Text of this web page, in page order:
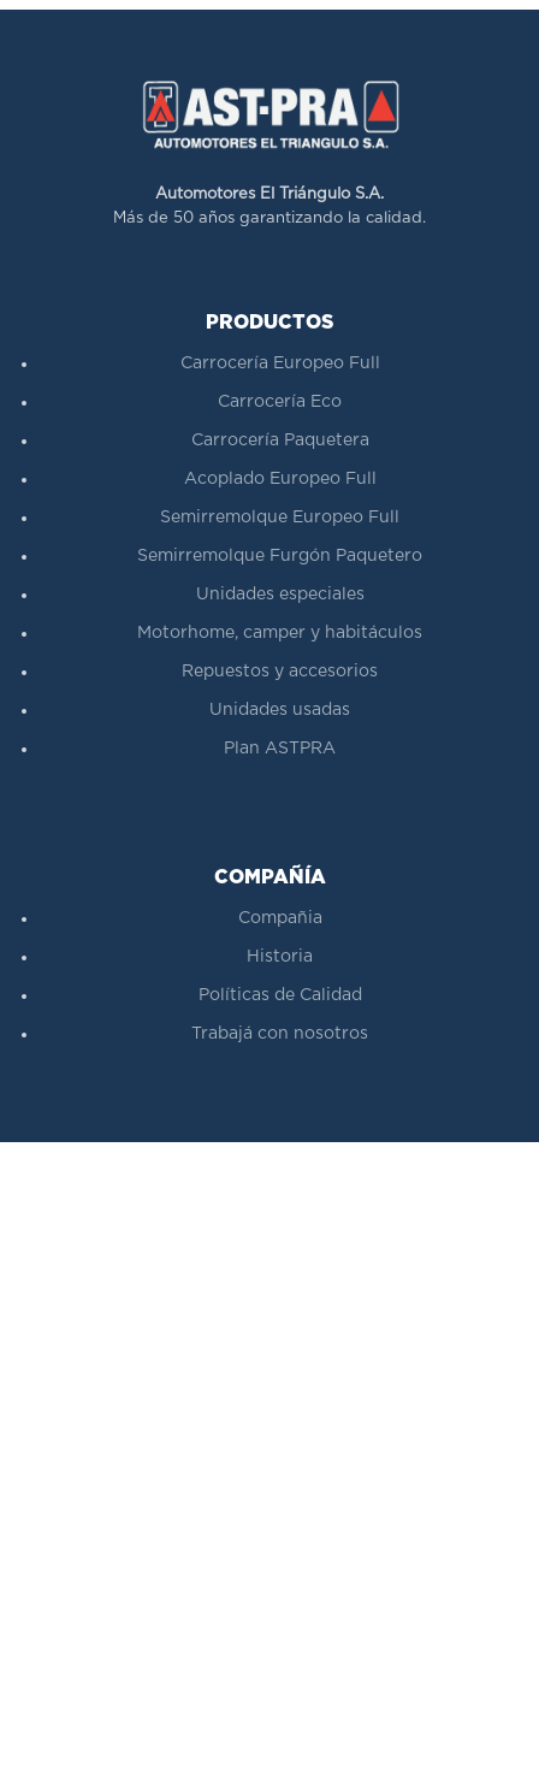
Automotores El Triángulo S.A.
Más de 50 años garantizando la calidad.
PRODUCTOS
Carrocería Europeo Full
Carrocería Eco
Carrocería Paquetera
Acoplado Europeo Full
Semirremolque Europeo Full
Semirremolque Furgón Paquetero
Unidades especiales
Motorhome, camper y habitáculos
Repuestos y accesorios
Unidades usadas
Plan ASTPRA
COMPAÑÍA
Compañia
Historia
Políticas de Calidad
Trabajá con nosotros